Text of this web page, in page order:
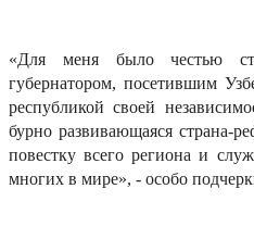
«Для меня было честью
губернатором, посетившим
республикой своей
бурно развивающаяся страна-
повестку всего региона и
многих в мире», - особо